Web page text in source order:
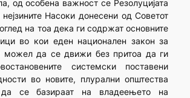
од особена важност се Резолуцијата
Насоки донесени од Советот
на тоа дека ги содржат основните
во кои еден национален закон за
можел да се движи без притоа да ги
системски поставени
во новите, плурални општества
се базираат на владеењето на